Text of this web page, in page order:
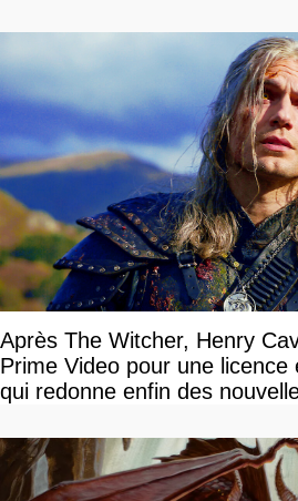
Après The Witcher, Henry
Prime Video pour une licence
qui redonne enfin des